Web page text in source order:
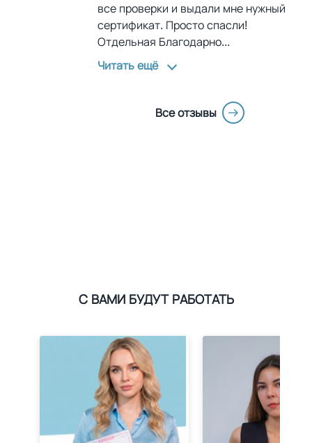
все проверки и выдали мне нужный
сертификат. Просто спасли!
Отдельная Благодарно...
Читать ещё
Все отзывы
С ВАМИ БУДУТ РАБОТАТЬ